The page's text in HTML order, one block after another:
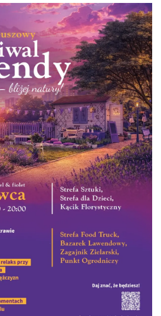
2026-10-03
– 75 lat Mistrza i Goście